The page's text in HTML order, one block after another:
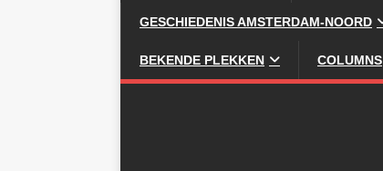
GESCHIEDENIS AMSTERDAM-NOORD
BEKENDE PLEKKEN COLUMNS